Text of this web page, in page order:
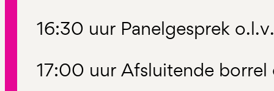
16:30 uur Panelgesprek
17:00 uur Afsluitende borrel